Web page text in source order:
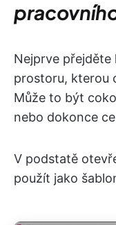
Nejprve
prostoru, kterou
Může to být
nebo dokonce
V podstatě
použít jako